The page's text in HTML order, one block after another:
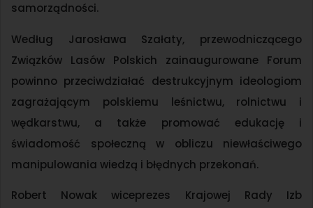
samorządności.
Według Jarosława Szałaty, przewodniczącego
Związków Lasów Polskich zainaugurowane Forum
powinno przeciwdziałać destrukcyjnym ideologiom
zagrażającym polskiemu leśnictwu, rolnictwu i
wędkarstwu, a także promować edukację i
świadomość społeczną w obliczu niewłaściwego
manipulowania wiedzą i błędnych przekonań.
Robert Nowak wiceprezes Krajowej Rady Izb